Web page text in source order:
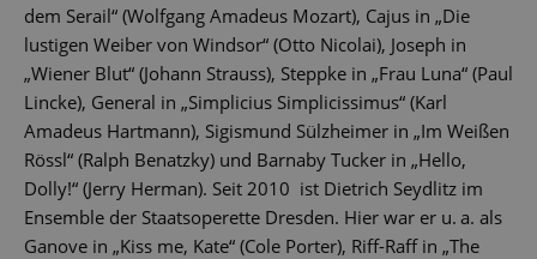
dem Serail“ (Wolfgang Amadeus Mozart), Cajus in „Die
lustigen Weiber von Windsor“ (Otto Nicolai), Joseph in
„Wiener Blut“ (Johann Strauss), Steppke in „Frau Luna“ (Paul
Lincke), General in „Simplicius Simplicissimus“ (Karl
Amadeus Hartmann), Sigismund Sülzheimer in „Im Weißen
Rössl“ (Ralph Benatzky) und Barnaby Tucker in „Hello,
Dolly!“ (Jerry Herman). Seit 2010 ist Dietrich Seydlitz im
Ensemble der Staatsoperette Dresden. Hier war er u. a. als
Ganove in „Kiss me, Kate“ (Cole Porter), Riff-Raff in „The